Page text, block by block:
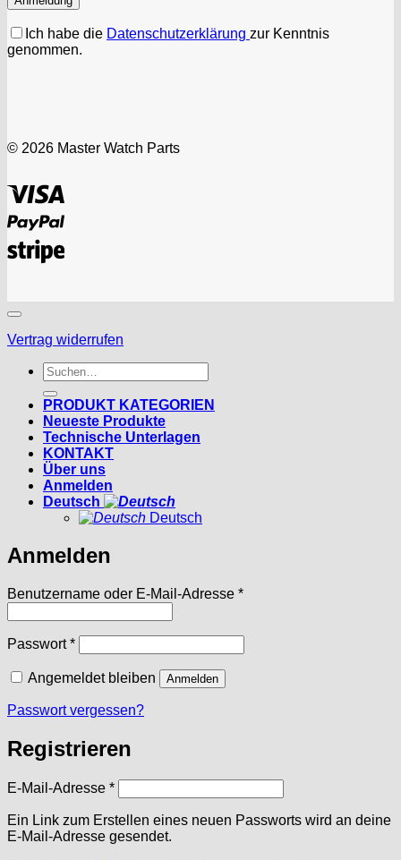
Ich habe die Datenschutzerklärung zur Kenntnis
genommen.
© 2026 Master Watch Parts
PayPal
Stripe
Vertrag widerrufen
Suchen
nach:
PRODUKT KATEGORIEN
Neueste Produkte
Technische Unterlagen
KONTAKT
Über uns
Anmelden
Deutsch
Deutsch
Anmelden
Benutzername oder E-Mail-Adresse *Erforderlich
Passwort*Erforderlich
Angemeldet bleiben Anmelden
Passwort vergessen?
Registrieren
E-Mail-Adresse *Erforderlich
Ein Link zum Erstellen eines neuen Passworts wird an deine
E-Mail-Adresse gesendet.